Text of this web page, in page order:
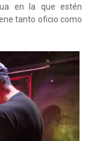
en la que estén
tanto oficio como